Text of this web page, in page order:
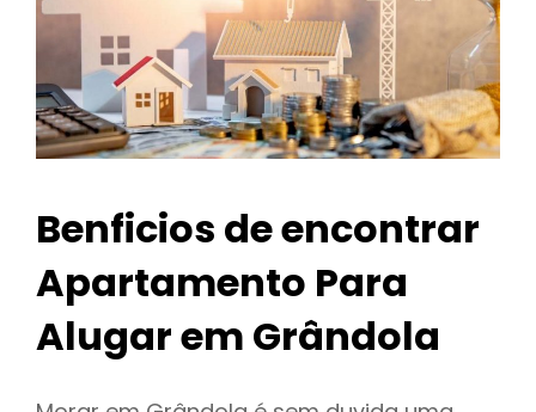
Benficios de encontrar
Apartamento Para
Alugar em Grândola